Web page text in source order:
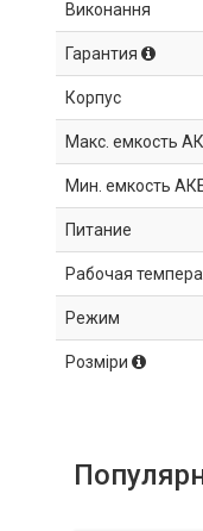
Виконання
Гарантия
Корпус
Макс. емкость
Мин. емкость
Питание
Рабочая
Режим
Розміри